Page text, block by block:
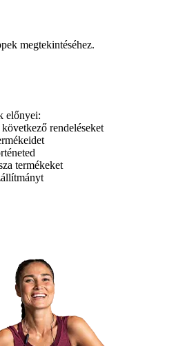
megtekintéséhez.
előnyei:
rendeléseket
termékeket